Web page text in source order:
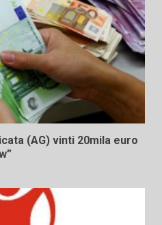
(AG) vinti 20mila euro